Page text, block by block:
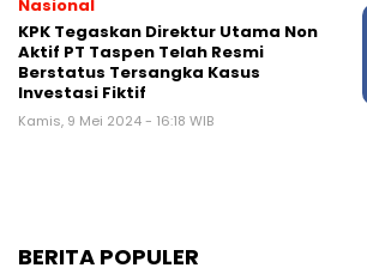
Nasional
KPK Tegaskan Direktur Utama Non
Aktif PT Taspen Telah Resmi
Berstatus Tersangka Kasus
Investasi Fiktif
Kamis, 9 Mei 2024 - 16:18 WIB
BERITA POPULER